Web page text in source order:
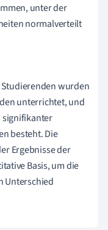
unter der
normalverteilt
wurden
unterrichtet, und
signifikanter
besteht. Die
Ergebnisse der
Basis, um die
Unterschied